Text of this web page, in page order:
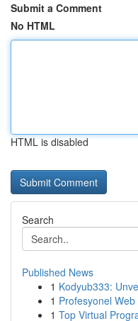
Submit a Comment
No HTML
HTML is disabled
Search
Published News
1 Kodyub333:
1 Profesyonel Web
1 Top Virtual